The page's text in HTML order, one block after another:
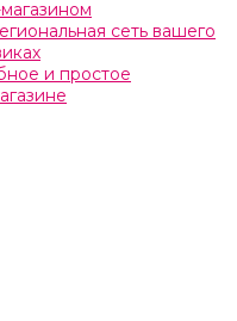
сеть вашего
и простое